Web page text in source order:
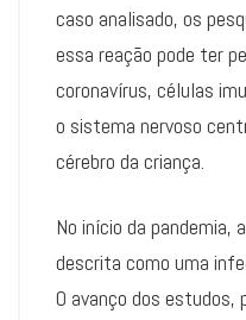
caso analisado, os
essa reação pode ter
coronavírus, células
o sistema nervoso
cérebro da criança.
No início da pandemia,
descrita como uma
O avanço dos estudos,